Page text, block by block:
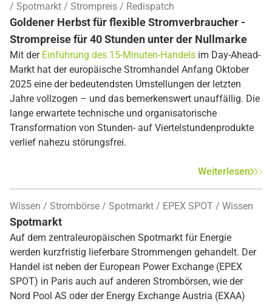
Spotmarkt
Strompreis Redispatch
Goldener Herbst für flexible Stromverbraucher -
Strompreise für 40 Stunden unter der Nullmarke
Mit der Einführung des 15-Minuten-Handels im Day-Ahead-
Markt hat der europäische Stromhandel Anfang Oktober
2025 eine der bedeutendsten Umstellungen der letzten
Jahre vollzogen – und das bemerkenswert unauffällig. Die
lange erwartete technische und organisatorische
Transformation von Stunden- auf Viertelstundenprodukte
verlief nahezu störungsfrei.
Weiterlesen
Wissen Strombörse Spotmarkt EPEX SPOT Wissen
Spotmarkt
Auf dem zentraleuropäischen Spotmarkt für Energie
werden kurzfristig lieferbare Strommengen gehandelt. Der
Handel ist neben der European Power Exchange (EPEX
SPOT) in Paris auch auf anderen Strombörsen, wie der
Nord Pool AS oder der Energy Exchange Austria (EXAA)